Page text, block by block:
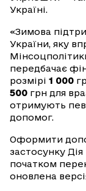
Україні.
«Зимова
України, яку
передбачає
розмірі 1 000
500 грн для
отримують
допомог.
Оформити
застосунку Дія
початком
оновлена